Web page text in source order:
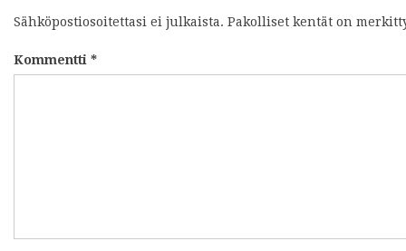
Sähköpostiosoitettasi ei julkaista. Pakolliset kentät on
Kommentti *